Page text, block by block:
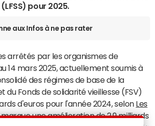
pour 2025.
aux Infos à ne pas rater
arrêtés par les organismes de
14 mars 2025, actuellement soumis à
des régimes de base de la
du Fonds de solidarité vieillesse (FSV)
d'euros pour l'année 2024, selon Les
une amélioration de 2,9 milliards